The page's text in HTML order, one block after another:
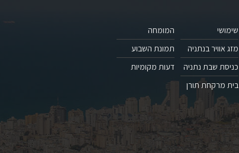
שימושי
מזג אוויר בנתניה
כניסת שבת נתניה
בית מרקחת תורן
המומחה
תמונת השבוע
דעות מקומיות